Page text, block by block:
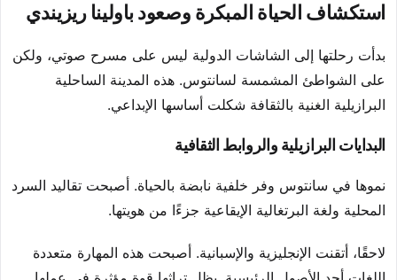
استكشاف الحياة المبكرة وصعود باولينا ريزيندي
بدأت رحلتها إلى الشاشات الدولية ليس على مسرح صوتي، ولكن
على الشواطئ المشمسة لسانتوس. هذه المدينة الساحلية
البرازيلية الغنية بالثقافة شكلت أساسها الإبداعي.
البدايات البرازيلية والروابط الثقافية
نموها في سانتوس وفر خلفية نابضة بالحياة. أصبحت تقاليد السرد
المحلية ولغة البرتغالية الإيقاعية جزءًا من هويتها.
لاحقًا، أتقنت الإنجليزية والإسبانية. أصبحت هذه المهارة متعددة